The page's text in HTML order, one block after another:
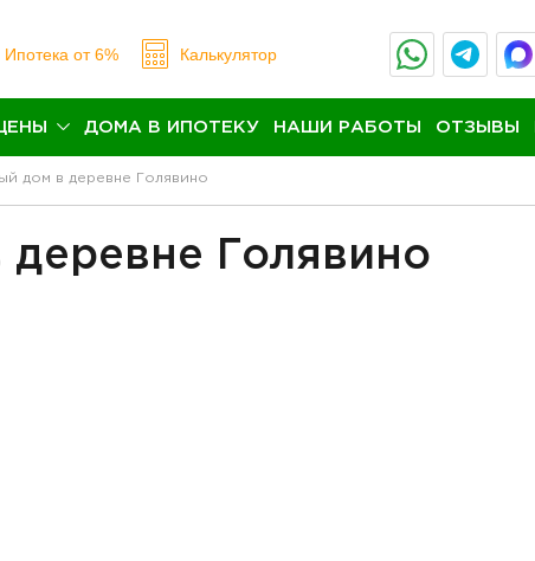
Ипотека от 6% Калькулятор
ДОМА В ИПОТЕКУ НАШИ РАБОТЫ ОТЗЫВЫ
дом в деревне Голявино
Голявино